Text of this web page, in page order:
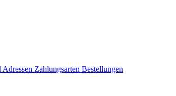
Adressen Zahlungsarten Bestellungen